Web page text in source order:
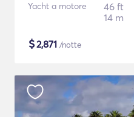
Yacht a motore
46 ft
14 m
$2,871 /notte